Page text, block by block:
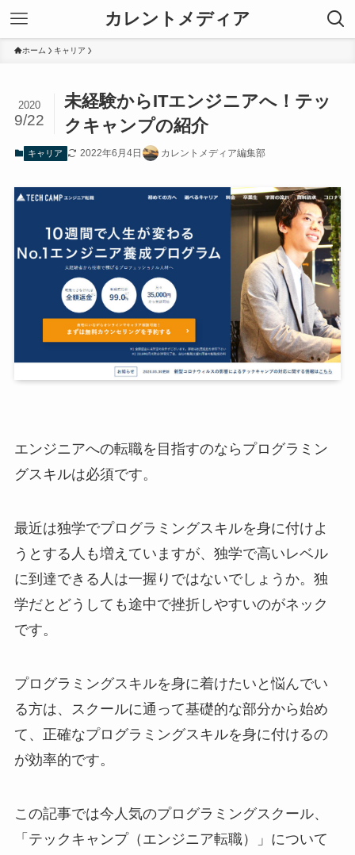
カレントメディア
ホーム キャリア
未経験からITエンジニアへ！テッ
クキャンプの紹介
2020
9/22
キャリア 2022年6月4日 カレントメディア編集部
エンジニアへの転職を目指すのならプログラミン
グスキルは必須です。
最近は独学でプログラミングスキルを身に付けよ
うとする人も増えていますが、独学で高いレベル
に到達できる人は一握りではないでしょうか。独
学だとどうしても途中で挫折しやすいのがネック
です。
プログラミングスキルを身に着けたいと悩んでい
る方は、スクールに通って基礎的な部分から始め
て、正確なプログラミングスキルを身に付けるの
が効率的です。
この記事では今人気のプログラミングスクール、
「 テックキャンプ（エンジニア転職）
」について